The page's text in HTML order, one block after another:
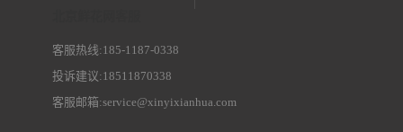
客服热线:185-1187-0338
投诉建议:18511870338
客服邮箱:service@xinyixianhua.com